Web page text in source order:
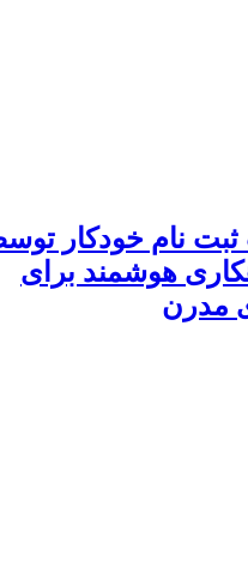
نام خودکار
هوشمند برای
مدرن